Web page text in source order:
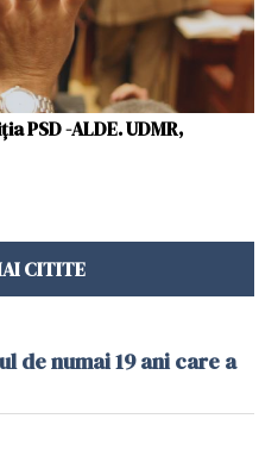
PSD -ALDE. UDMR,
CITITE
de numai 19 ani care a